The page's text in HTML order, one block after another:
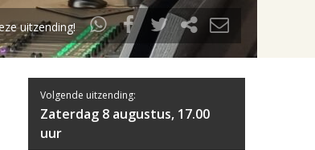
uitzending!
Volgende uitzending:
Zaterdag 8 augustus, 17.00
uur